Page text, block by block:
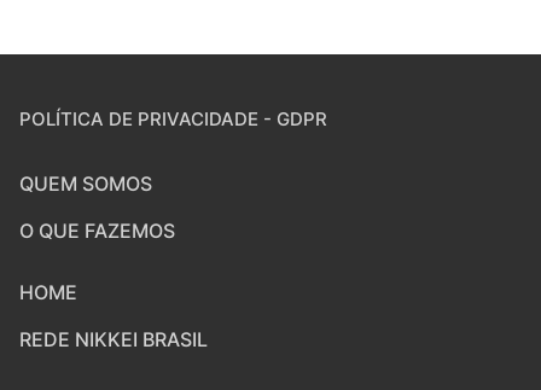
POLÍTICA DE PRIVACIDADE - GDPR
QUEM SOMOS
O QUE FAZEMOS
HOME
REDE NIKKEI BRASIL